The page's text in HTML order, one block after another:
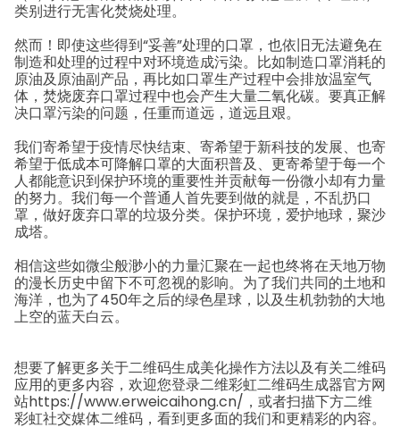
类别进行无害化焚烧处理。
然而！ 即使这些得到“妥善”处理的口罩，也依旧无法避免在
制造和处理的过程中对环境造成污染。 比如制造口罩消耗的
原油及原油副产品，再比如口罩生产过程中会排放温室气
体，焚烧废弃口罩过程中也会产生大量二氧化碳。 要真正解
决口罩污染的问题，任重而道远，道远且艰。
我们寄希望于疫情尽快结束、寄希望于新科技的发展、也寄
希望于低成本可降解口罩的大面积普及、更寄希望于每一个
人都能意识到保护环境的重要性并贡献每一份微小却有力量
的努力。 我们每一个普通人首先要到做的就是，不乱扔口
罩，做好废弃口罩的垃圾分类。 保护环境，爱护地球，聚沙
成塔。
相信这些如微尘般渺小的力量汇聚在一起也终将在天地万物
的漫长历史中留下不可忽视的影响。 为了我们共同的土地和
海洋，也为了450年之后的绿色星球，以及生机勃勃的大地
上空的蓝天白云。
想要了解更多关于二维码生成美化操作方法以及有关二维码
应用的更多内容，欢迎您登录二维彩虹二维码生成器官方网
站https://www.erweicaihong.cn/，或者扫描下方二维
彩虹社交媒体二维码，看到更多面的我们和更精彩的内容。